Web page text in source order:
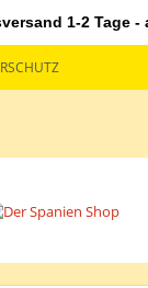
1-2 Tage